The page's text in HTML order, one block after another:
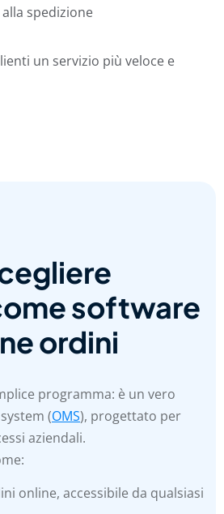
spedizione
un servizio più veloce e
software
ordini
programma: è un vero
(OMS), progettato per
aziendali.
online, accessibile da qualsiasi